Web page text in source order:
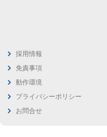
採用情報
免責事項
動作環境
プライバシーポリシー
お問合せ